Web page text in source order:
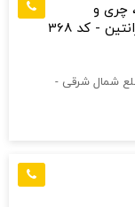
چری و
- کد 368
شمال شرقی -